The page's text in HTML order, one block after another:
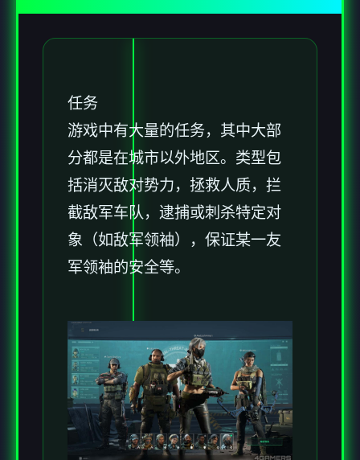
任务
游戏中有大量的任务，其中大部
分都是在城市以外地区。类型包
括消灭敌对势力，拯救人质，拦
截敌军车队，逮捕或刺杀特定对
象（如敌军领袖），保证某一友
军领袖的安全等。